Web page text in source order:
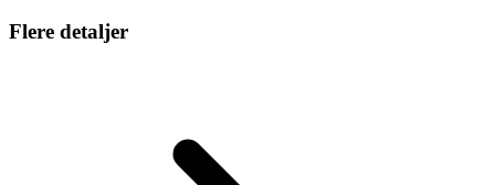
Flere detaljer